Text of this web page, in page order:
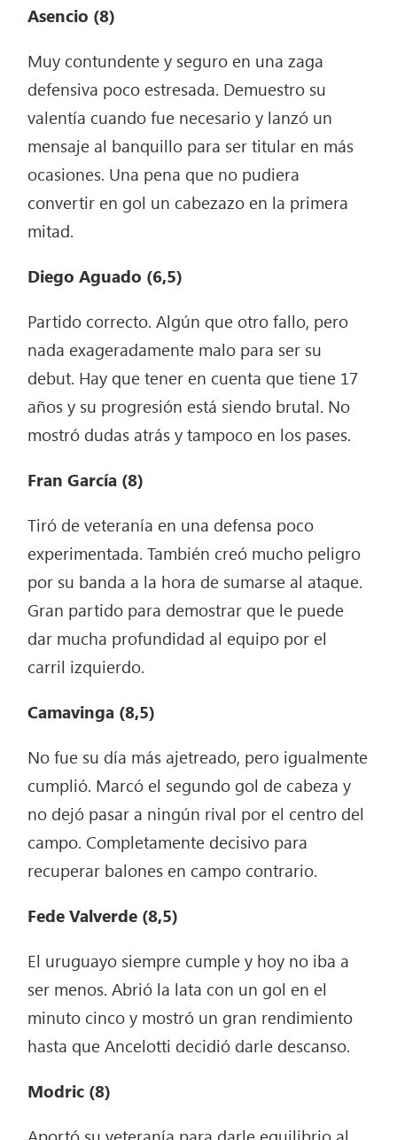
Asencio (8)
Muy contundente y seguro en una zaga
defensiva poco estresada. Demuestro su
valentía cuando fue necesario y lanzó un
mensaje al banquillo para ser titular en más
ocasiones. Una pena que no pudiera
convertir en gol un cabezazo en la primera
mitad.
Diego Aguado (6,5)
Partido correcto. Algún que otro fallo, pero
nada exageradamente malo para ser su
debut. Hay que tener en cuenta que tiene 17
años y su progresión está siendo brutal. No
mostró dudas atrás y tampoco en los pases.
Fran García (8)
Tiró de veteranía en una defensa poco
experimentada. También creó mucho peligro
por su banda a la hora de sumarse al ataque.
Gran partido para demostrar que le puede
dar mucha profundidad al equipo por el
carril izquierdo.
Camavinga (8,5)
No fue su día más ajetreado, pero igualmente
cumplió. Marcó el segundo gol de cabeza y
no dejó pasar a ningún rival por el centro del
campo. Completamente decisivo para
recuperar balones en campo contrario.
Fede Valverde (8,5)
El uruguayo siempre cumple y hoy no iba a
ser menos. Abrió la lata con un gol en el
minuto cinco y mostró un gran rendimiento
hasta que Ancelotti decidió darle descanso.
Modric (8)